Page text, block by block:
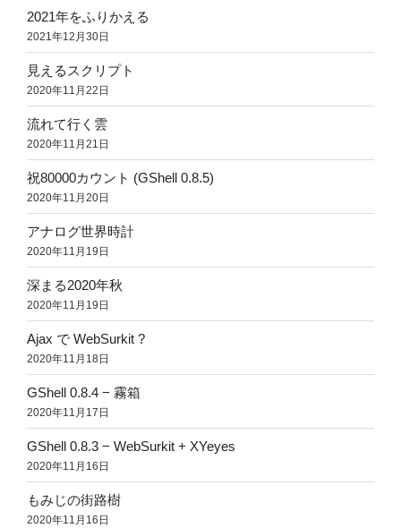
2021年をふりかえる
2021年12月30日
見えるスクリプト
2020年11月22日
流れて行く雲
2020年11月21日
祝80000カウント (GShell 0.8.5)
2020年11月20日
アナログ世界時計
2020年11月19日
深まる2020年秋
2020年11月19日
Ajax で WebSurkit ?
2020年11月18日
GShell 0.8.4 − 霧箱
2020年11月17日
GShell 0.8.3 − WebSurkit + XYeyes
2020年11月16日
もみじの街路樹
2020年11月16日